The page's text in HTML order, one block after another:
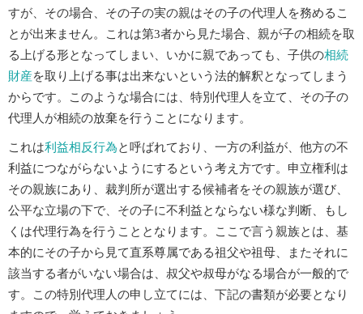
すが、その場合、その子の実の親はその子の代理人を務めるこ
とが出来ません。これは第3者から見た場合、親が子の相続を取
る上げる形となってしまい、いかに親であっても、子供の相続
財産を取り上げる事は出来ないという法的解釈となってしまう
からです。このような場合には、特別代理人を立て、その子の
代理人が相続の放棄を行うことになります。
これは利益相反行為と呼ばれており、一方の利益が、他方の不
利益につながらないようにするという考え方です。申立権利は
その親族にあり、裁判所が選出する候補者をその親族が選び、
公平な立場の下で、その子に不利益とならない様な判断、もし
くは代理行為を行うこととなります。ここで言う親族とは、基
本的にその子から見て直系尊属である祖父や祖母、またそれに
該当する者がいない場合は、叔父や叔母がなる場合が一般的で
す。この特別代理人の申し立てには、下記の書類が必要となり